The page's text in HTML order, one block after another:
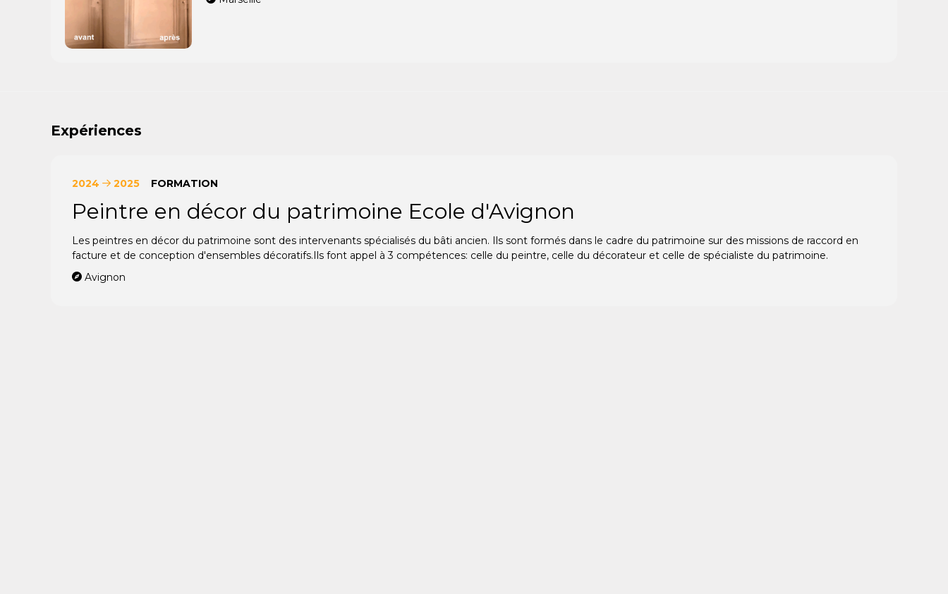
Expériences
2024 2025 FORMATION
Peintre en décor du patrimoine Ecole d'Avignon
Les peintres en décor du patrimoine sont des intervenants spécialisés du bâti ancien. Ils sont formés dans le cadre du patrimoine sur des missions de raccord en
facture et de conception d'ensembles décoratifs.Ils font appel à 3 compétences: celle du peintre, celle du décorateur et celle de spécialiste du patrimoine.
Avignon